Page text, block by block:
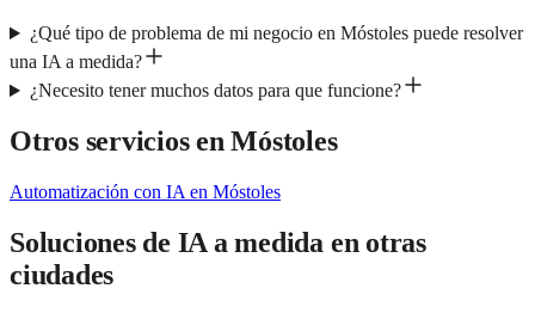
¿Qué tipo de problema de mi negocio en Móstoles puede resolver
una IA a medida?
¿Necesito tener muchos datos para que funcione?
Otros servicios enMóstoles
Automatización con IA en Móstoles
Soluciones de IA a medida en otras
ciudades